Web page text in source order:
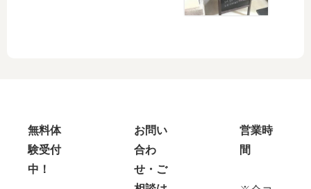
無料体
験受付
中！
お問い
合わ
せ・ご
営業時
間